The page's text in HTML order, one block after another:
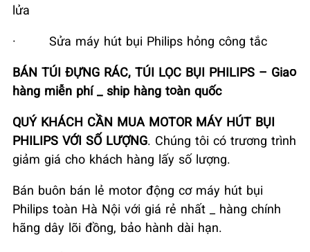
lửa
·
Sửa máy hút bụi Philips hỏng công tắc
BÁN TÚI ĐỰNG RÁC, TÚI LỌC BỤI PHILIPS – Giao
hàng miễn phí _ ship hàng toàn quốc
QUÝ KHÁCH CẦN MUA MOTOR MÁY HÚT BỤI
PHILIPS VỚI SỐ LƯỢNG. Chúng tôi có trương trình
giảm giá cho khách hàng lấy số lượng.
Bán buôn bán lẻ motor động cơ máy hút bụi
Philips toàn Hà Nội với giá rẻ nhất _ hàng chính
hãng dây lõi đồng, bảo hành dài hạn.